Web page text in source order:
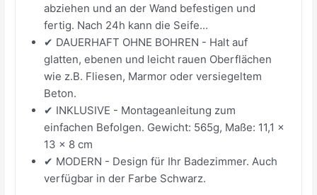
abziehen und an der Wand befestigen und
fertig. Nach 24h kann die Seife...
✔ DAUERHAFT OHNE BOHREN - Halt auf
glatten, ebenen und leicht rauen Oberflächen
wie z.B. Fliesen, Marmor oder versiegeltem
Beton.
✔ INKLUSIVE - Montageanleitung zum
einfachen Befolgen. Gewicht: 565g, Maße: 11,1 x
13 x 8 cm
✔ MODERN - Design für Ihr Badezimmer. Auch
verfügbar in der Farbe Schwarz.